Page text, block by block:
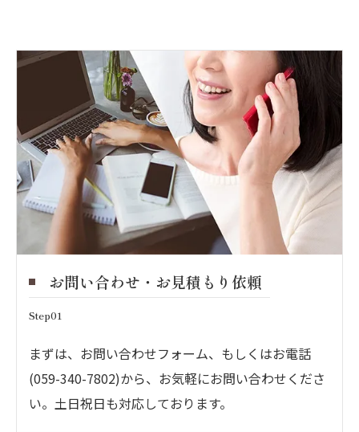
お問い合わせ・お見積もり依頼
Step01
まずは、お問い合わせフォーム、もしくはお電話
(059-340-7802)から、お気軽にお問い合わせくださ
い。土日祝日も対応しております。